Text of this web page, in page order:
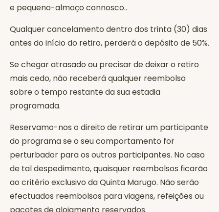
e pequeno-almoço connosco..
Qualquer cancelamento dentro dos trinta (30) dias
antes do início do retiro, perderá o depósito de 50%.
Se chegar atrasado ou precisar de deixar o retiro
mais cedo, não receberá qualquer reembolso
sobre o tempo restante da sua estadia
programada.
Reservamo-nos o direito de retirar um participante
do programa se o seu comportamento for
perturbador para os outros participantes. No caso
de tal despedimento, quaisquer reembolsos ficarão
ao critério exclusivo da Quinta Marugo. Não serão
efectuados reembolsos para viagens, refeições ou